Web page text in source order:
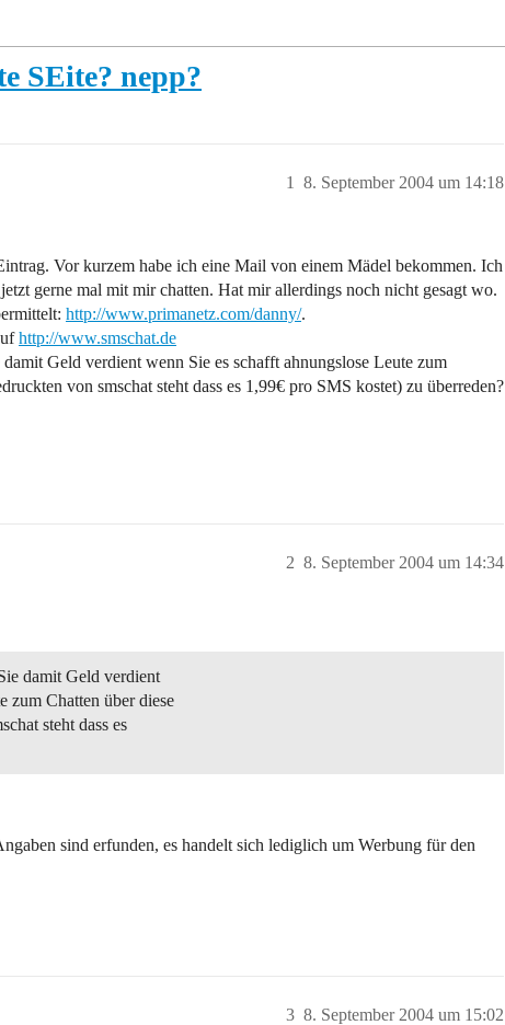
SEite? nepp?
8. September 2004 um 14:18
1
Vor kurzem habe ich eine Mail von einem Mädel bekommen. Ich
gerne mal mit mir chatten. Hat mir allerdings noch nicht gesagt wo.
http://www.primanetz.com/danny/.
http://www.smschat.de
Geld verdient wenn Sie es schafft ahnungslose Leute zum
von smschat steht dass es 1,99€ pro SMS kostet) zu überreden?
8. September 2004 um 14:34
2
damit Geld verdient
zum Chatten über diese
steht dass es
sind erfunden, es handelt sich lediglich um Werbung für den
8. September 2004 um 15:02
3